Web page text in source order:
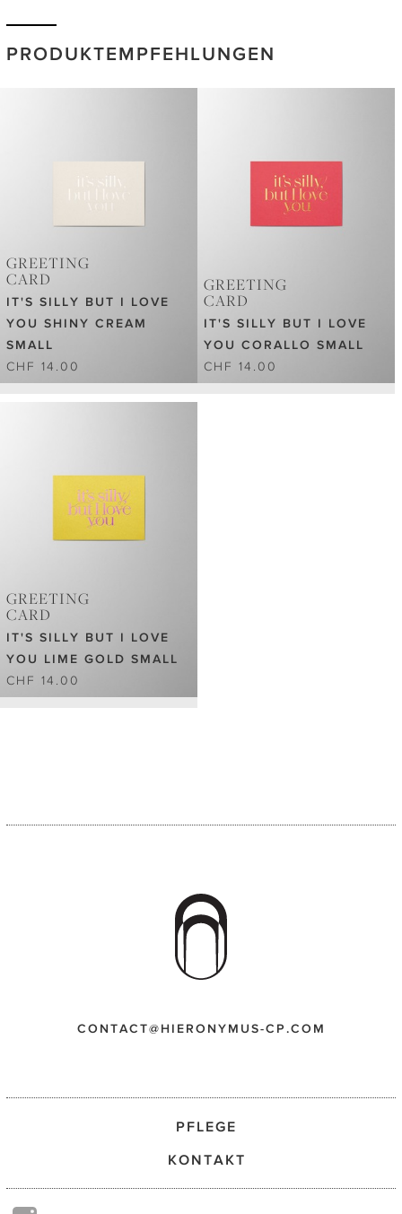
PRODUKTEMPFEHLUNGEN
GREETING
CARD
IT'S SILLY BUT I LOVE
YOU SHINY CREAM
SMALL
CHF 14.00
GREETING
CARD
IT'S SILLY BUT I LOVE
YOU CORALLO SMALL
CHF 14.00
GREETING
CARD
IT'S SILLY BUT I LOVE
YOU LIME GOLD SMALL
CHF 14.00
CONTACT@HIERONYMUS-CP.COM
PFLEGE
KONTAKT